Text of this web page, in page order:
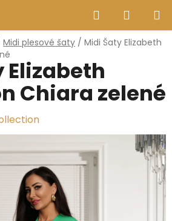
Hledat
KOŠÍK
Midi plesové šaty / Midi Šaty Elizabeth
Elizabeth
Chiara zelené